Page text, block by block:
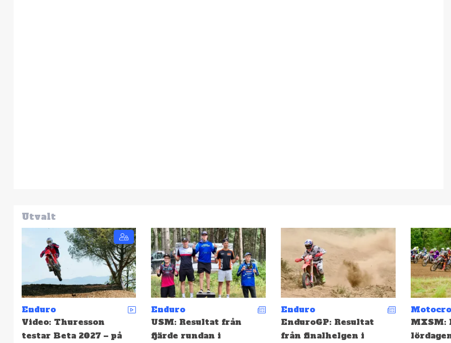
Utvalt
Enduro
USM: Resultat från
fjärde rundan i
Enduro
EnduroGP: Resultat
från finalhelgen i
Motocross
MXSM: Resultat från
lördagen i Ulricehamn!
Enduro